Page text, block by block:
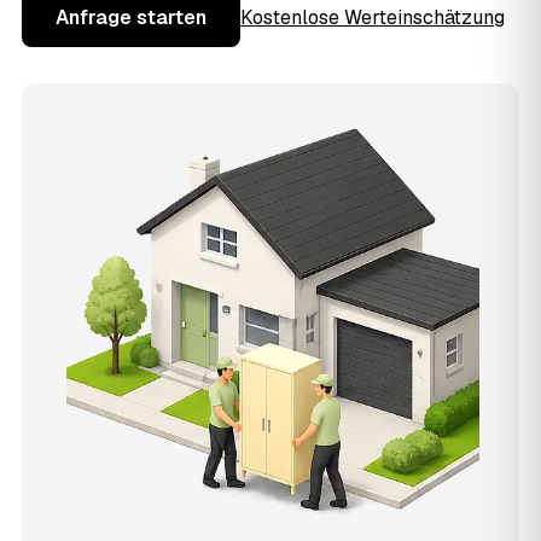
Anfrage starten Kostenlose Werteinschätzung